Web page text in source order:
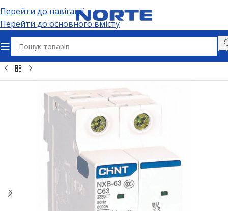
Перейти до навігації
Перейти до основного вмісту
Електрощитове обладнання Автоматичні вимикачі